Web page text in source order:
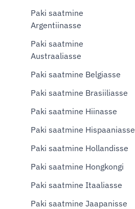
Paki saatmine
Argentiinasse
Paki saatmine
Austraaliasse
Paki saatmine Belgiasse
Paki saatmine Brasiiliasse
Paki saatmine Hiinasse
Paki saatmine Hispaaniasse
Paki saatmine Hollandisse
Paki saatmine Hongkongi
Paki saatmine Itaaliasse
Paki saatmine Jaapanisse